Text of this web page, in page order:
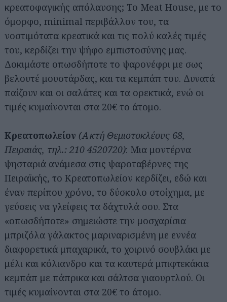
κρεατοφαγικής απόλαυσης; Το Meat House, με το
όμορφο, minimal περιβάλλον του, τα
νοστιμότατα κρεατικά και τις πολύ καλές τιμές
του, κερδίζει την ψήφο εμπιστοσύνης μας.
Δοκιμάστε οπωσδήποτε το ψαρονέφρι με σως
βελουτέ μουστάρδας, και τα κεμπάπ του. Δυνατά
παίζουν και οι σαλάτες και τα ορεκτικά, ενώ οι
τιμές κυμαίνονται στα 20€ το άτομο.
Κρεατοπωλείον (Ακτή Θεμιστοκλέους 68,
Πειραιάς, τηλ.: 210 4520720): Μια μοντέρνα
ψησταριά ανάμεσα στις ψαροταβέρνες της
Πειραϊκής, το Κρεατοπωλείον κερδίζει, εδώ και
έναν περίπου χρόνο, το δύσκολο στοίχημα, με
γεύσεις να γλείφεις τα δάχτυλά σου. Στα
«οπωσδήποτε» σημειώστε την μοσχαρίσια
μπριζόλα γάλακτος μαριναρισμένη με εννέα
διαφορετικά μπαχαρικά, το χοιρινό σουβλάκι με
μέλι και κόλιανδρο και τα καυτερά μπιφτεκάκια
κεμπάπ με πάπρικα και σάλτσα γιαουρτλού. Οι
τιμές κυμαίνονται στα 20€ το άτομο.